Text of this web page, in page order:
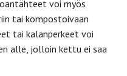
voi myös
tai kompostoivaan
tai kalanperkeet voi
alle, jolloin kettu ei saa